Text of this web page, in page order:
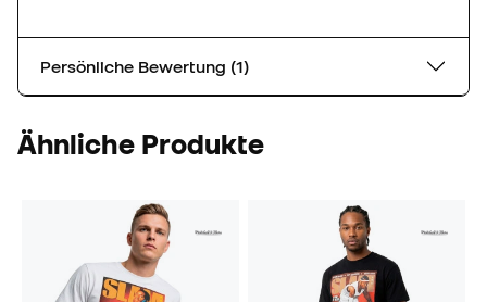
Persönliche Bewertung (1)
Ähnliche Produkte